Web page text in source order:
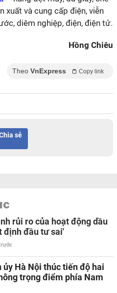
xuất và cung cấp điện, viễn
diêm nghiệp, điện, điện tử.
Hồng Chiêu
Theo VnExpress Copy link
sẻ
rủi ro của hoạt động dầu
định đầu tư sai'
ủy Hà Nội thúc tiến độ hai
trọng điểm phía Nam